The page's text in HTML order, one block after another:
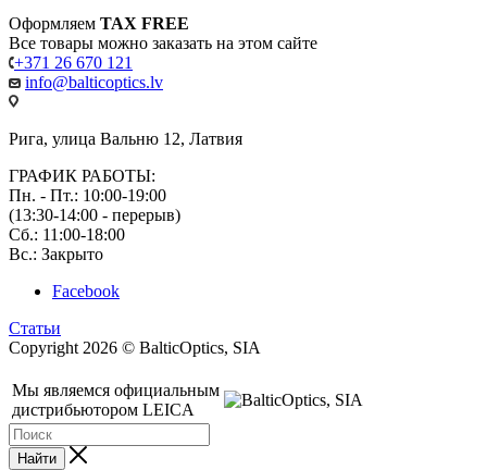
Оформляем TAX FREE
Все товары можно заказать на этом сайте
+371 26 670 121
info@balticoptics.lv
Рига, улица Вальню 12, Латвия
ГРАФИК РАБОТЫ:
Пн. - Пт.: 10:00-19:00
(13:30-14:00 - перерыв)
Сб.: 11:00-18:00
Вс.: Закрыто
Facebook
Статьи
Copyright 2026 © BalticOptics, SIA
Мы являемся официальным
дистрибьютором LEICA
Найти